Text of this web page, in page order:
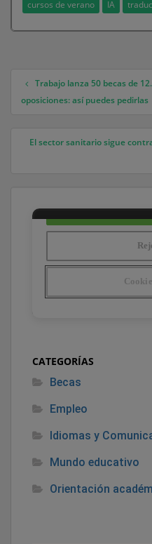
cursos de verano IA
Navegación de
Trabajo lanza 50 becas de
oposiciones: así puedes pedirlas
El sector sanitario sigue
CATEGORÍAS
Becas
Empleo
Idiomas y
Mundo educativo
Orientación